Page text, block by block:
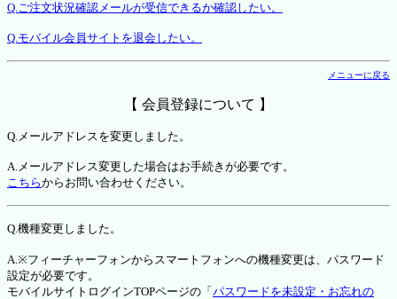
Q.ご注文状況確認メールが受信できるか確認したい。
Q.モバイル会員サイトを退会したい。
メニューに戻る
【 会員登録について 】
Q.メールアドレスを変更しました。
A.メールアドレス変更した場合はお手続きが必要です。
こちらからお問い合わせください。
Q.機種変更しました。
A.※フィーチャーフォンからスマートフォンへの機種変更は、パスワード
設定が必要です。
モバイルサイトログインTOPページの「 パスワードを未設定・お忘れの